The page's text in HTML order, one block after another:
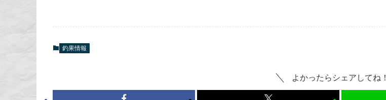
釣果情報
よかったらシェアしてね！